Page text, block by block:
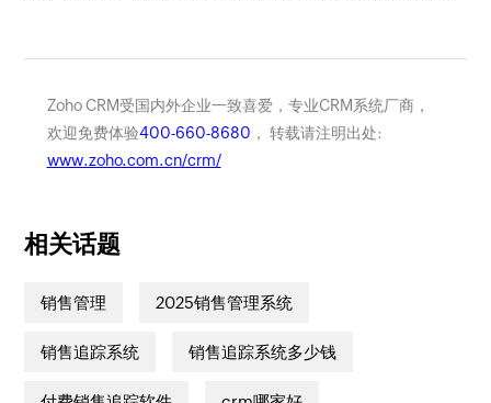
Zoho CRM受国内外企业一致喜爱，专业CRM系统厂商，
欢迎免费体验400-660-8680 ， 转载请注明出处:
www.zoho.com.cn/crm/
相关话题
销售管理 2025销售管理系统
销售追踪系统 销售追踪系统多少钱